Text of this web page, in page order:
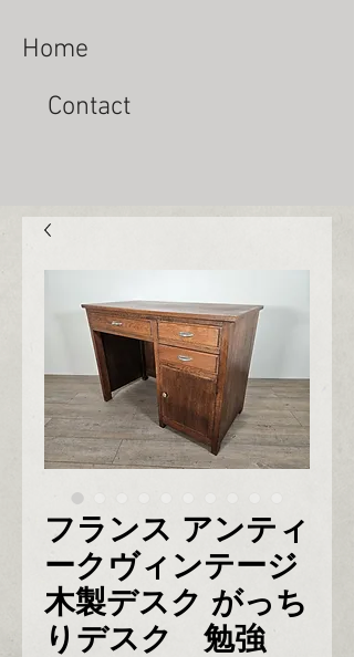
Home
Contact
フランス アンティ
ークヴィンテージ
木製デスク がっち
りデスク 勉強